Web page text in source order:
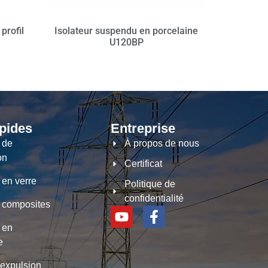
Isolateur suspendu en porcelaine
U120BP
de
verre
Entreprise
À propos de nous
Certificat
Politique de
confidentialité